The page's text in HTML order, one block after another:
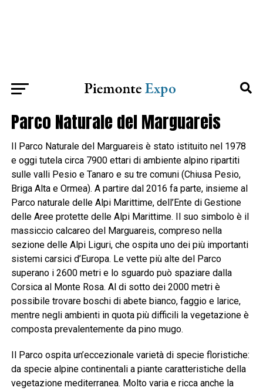
Parco Naturale del Marguareis
Il Parco Naturale del Marguareis è stato istituito nel 1978
e oggi tutela circa 7900 ettari di ambiente alpino ripartiti
sulle valli Pesio e Tanaro e su tre comuni (Chiusa Pesio,
Briga Alta e Ormea). A partire dal 2016 fa parte, insieme al
Parco naturale delle Alpi Marittime, dell’Ente di Gestione
delle Aree protette delle Alpi Marittime. Il suo simbolo è il
massiccio calcareo del Marguareis, compreso nella
sezione delle Alpi Liguri, che ospita uno dei più importanti
sistemi carsici d’Europa. Le vette più alte del Parco
superano i 2600 metri e lo sguardo può spaziare dalla
Corsica al Monte Rosa. Al di sotto dei 2000 metri è
possibile trovare boschi di abete bianco, faggio e larice,
mentre negli ambienti in quota più difficili la vegetazione è
composta prevalentemente da pino mugo.
Il Parco ospita un’eccezionale varietà di specie floristiche:
da specie alpine continentali a piante caratteristiche della
vegetazione mediterranea. Molto varia e ricca anche la